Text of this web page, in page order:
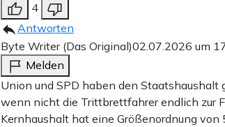
4
Antworten
Byte Writer (Das Original)02.07.2026 um
Melden
Union und SPD haben den
wenn nicht die Trittbrettfahrer endlich zur
Kernhaushalt hat eine Größenordnung von